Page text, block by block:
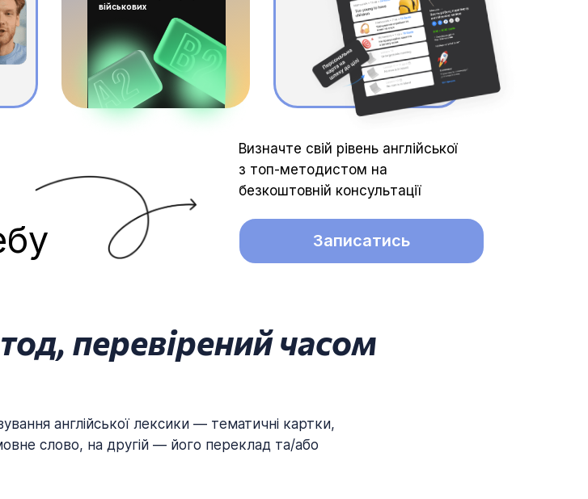
військових
Визначте свій рівень англійської
з топ-методистом на
безкоштовній консультації
Записатись
перевірений часом
англійської лексики — тематичні картки,
слово, на другій — його переклад та/або